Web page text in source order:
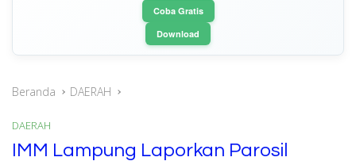
Coba Gratis
Download
Beranda DAERAH
DAERAH
IMM Lampung Laporkan Parosil